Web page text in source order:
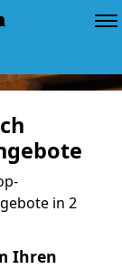
in 2
Ihren